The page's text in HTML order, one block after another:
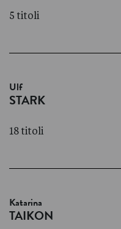
5 titoli
Ulf
STARK
18 titoli
Katarina
TAIKON